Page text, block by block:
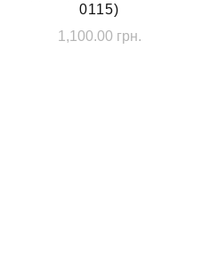
0115)
1,100.00 грн.